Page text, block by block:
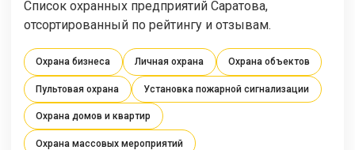
Список охранных предприятий Саратова,
отсортированный по рейтингу и отзывам.
Охрана бизнеса Личная охрана Охрана объектов
Пультовая охрана Установка пожарной сигнализации
Охрана домов и квартир
Охрана массовых мероприятий